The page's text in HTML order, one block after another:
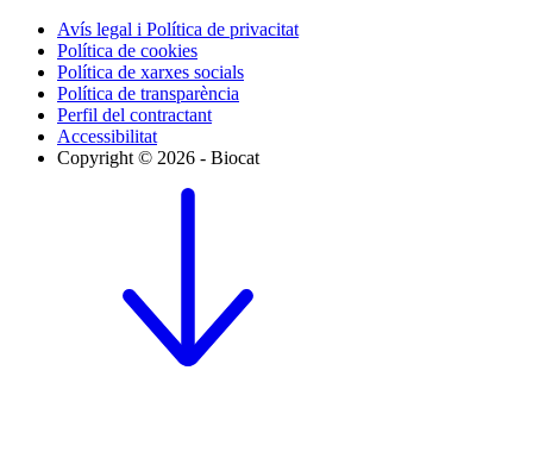
Avís legal i Política de privacitat
Política de cookies
Política de xarxes socials
Política de transparència
Perfil del contractant
Accessibilitat
Copyright © 2026 - Biocat